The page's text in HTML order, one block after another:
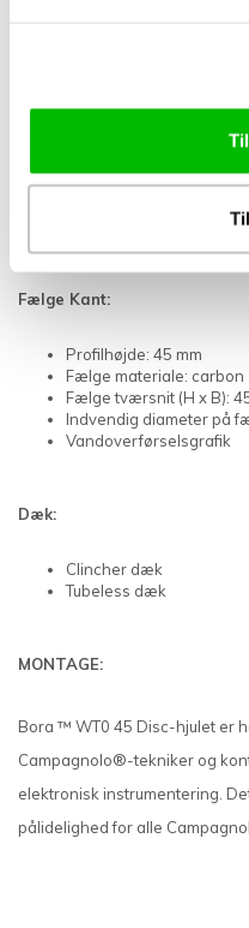
Monolitisk nav i sort
Navkant: 100 mm foran,
Kegle- og
Fælge Kant:
Profilhøjde: 45 mm
Fælge materiale: carbon
Fælge tværsnit (H x B):
Indvendig diameter på
Vandoverførselsgrafik
Dæk:
Clincher dæk
Tubeless dæk
MONTAGE:
Bora ™ WT0 45 Disc-hjulet er
Campagnolo®-tekniker og
elektronisk instrumentering.
pålidelighed for alle